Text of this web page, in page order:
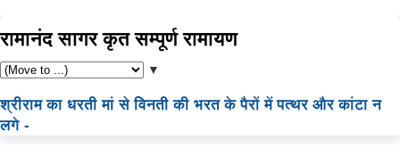
रामानंद सागर कृत सम्पूर्ण रामायण
▼
श्रीराम का धरती मां से विनती की भरत के पैरों में पत्थर और कांटा न
लगे -